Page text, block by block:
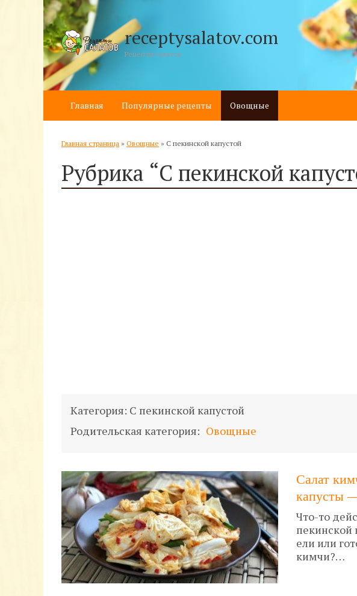
receptysalatov.com
Рецепты салатов
Главная Популярные рецепты Овощные
Главная страница » Овощные » С пекинской капустой
Рубрика “С пекинской
Категория: С пекинской капустой
Родительская категория: Овощные
Салат
капусты
Что-то
пекинской
ели или
кимчи?…